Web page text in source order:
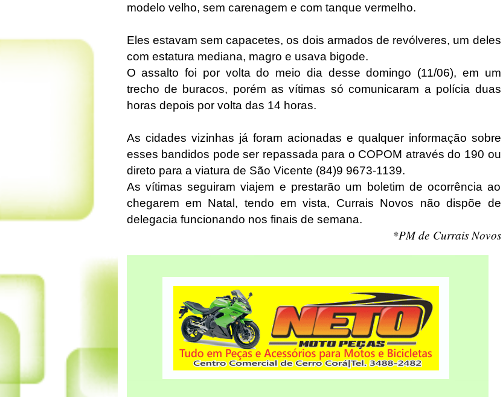
modelo velho, sem carenagem e com tanque vermelho.
Eles estavam sem capacetes, os dois armados de revólveres, um deles
com estatura mediana, magro e usava bigode.
O assalto foi por volta do meio dia desse domingo (11/06), em um
trecho de buracos, porém as vítimas só comunicaram a polícia duas
horas depois por volta das 14 horas.
As cidades vizinhas já foram acionadas e qualquer informação sobre
esses bandidos pode ser repassada para o COPOM através do 190 ou
direto para a viatura de São Vicente (84)9 9673-1139.
As vítimas seguiram viajem e prestarão um boletim de ocorrência ao
chegarem em Natal, tendo em vista, Currais Novos não dispõe de
delegacia funcionando nos finais de semana.
*PM de Currais Novos